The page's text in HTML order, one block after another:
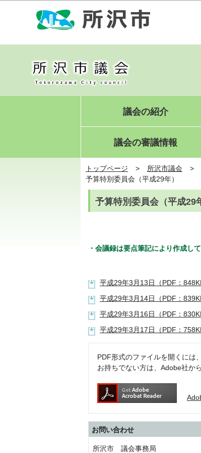
議会の紹介
議会の審議情報
トップページ 所沢市議会
予算特別委員会（平成29年）
予算特別委員会（平成29
・会議録は要点筆記により作成して
平成29年3月13日（PDF：
平成29年3月14日（PDF：
平成29年3月16日（PDF：
平成29年3月17日（PDF：
PDF形式のファイルを開くには
お持ちでない方は、Adobe社か
お問い合わせ
所沢市 議会事務局